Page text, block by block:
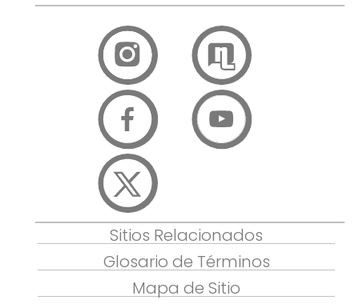
Sitios Relacionados
Glosario de Términos
Mapa de Sitio